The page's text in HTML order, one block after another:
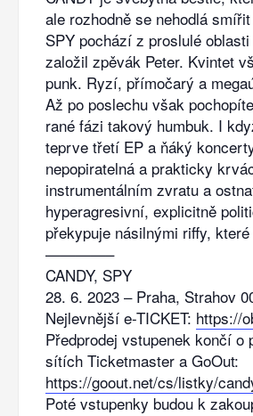
ale rozhodně se nehodlá
SPY pochází z proslulé
založil zpěvák Peter. Kvintet
punk. Ryzí, přímočarý a
Až po poslechu však
rané fázi takový humbuk. I
teprve třetí EP a ňáký
nepopiratelná a prakticky
instrumentálním zvratu a
hyperagresivní, explicitně
překypuje násilnými riffy,
————–
CANDY, SPY
28. 6. 2023 – Praha, Strahov
Nejlevnější e-TICKET: https://
Předprodej vstupenek končí
sítích Ticketmaster a GoOut:
https://goout.net/cs/listky/
Poté vstupenky budou k